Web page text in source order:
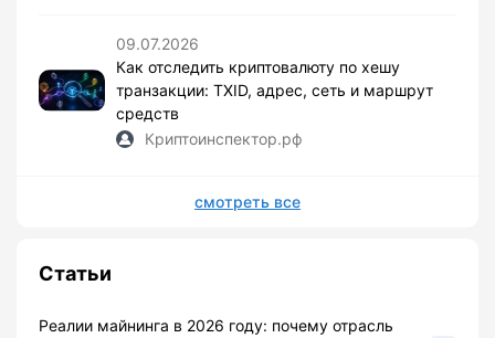
09.07.2026
Как отследить криптовалюту по хешу
транзакции: TXID, адрес, сеть и маршрут
средств
Криптоинспектор.рф
смотреть все
Статьи
Реалии майнинга в 2026 году: почему отрасль